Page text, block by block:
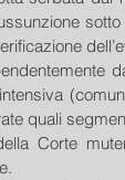
quali
Corte